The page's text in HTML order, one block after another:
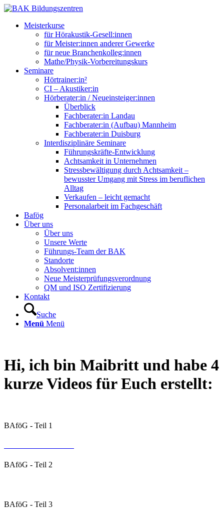
Meisterkurse
für Hörakustik-Gesell:innen
für Meister:innen anderer Gewerke
für neue Branchenkolleg:innen
Mathe/Physik-Vorbereitungskurs
Seminare
Hörtrainer:in²
CI – Akustiker:in
Hörberater:in / Neueinsteiger:innen
Überblick
Fachberater:in Landau
Fachberater:in (Aufbau) Mannheim
Fachberater:in Duisburg
Interdisziplinäre Seminare
Führungskräfte-Entwicklung
Achtsamkeit in Unternehmen
Stressbewältigung durch Achtsamkeit –
bewusster Umgang mit Stress im beruflichen
Alltag
Verkaufen – leicht gemacht
Personalarbeit im Fachgeschäft
Bafög
Über uns
Über uns
Unsere Werte
Führungs-Team der BAK
Standorte
Absolvent:innen
Neue Meisterprüfungsverordnung
QM und ISO Zertifizierung
Kontakt
Suche
Menü Menü
Hi, ich bin Maibritt und habe 4
kurze Videos für Euch erstellt:
BAföG - Teil 1
BAföG - Teil 2
BAföG - Teil 3